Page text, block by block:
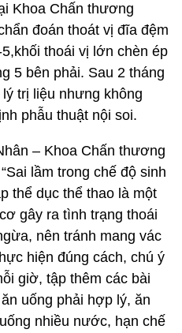
Khoa Chấn thương
đoán thoát vị đĩa đệm
thoái vị lớn chèn ép
5 bên phải. Sau 2 tháng
trị liệu nhưng không
phẫu thuật nội soi.
– Khoa Chấn thương
lầm trong chế độ sinh
thể dục thể thao là một
gây ra tình trạng thoái
nên tránh mang vác
hiện đúng cách, chú ý
giờ, tập thêm các bài
uống phải hợp lý, ăn
nhiều nước, hạn chế